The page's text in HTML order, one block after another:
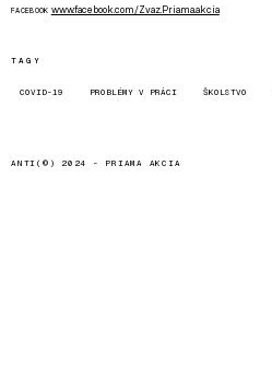
FACEBOOK www.facebook.com/Zvaz.Priama.akcia
TAGY
COVID-19 PROBLÉMY V PRÁCI ŠKOLSTVO
ANTI(©) 2024 - PRIAMA AKCIA